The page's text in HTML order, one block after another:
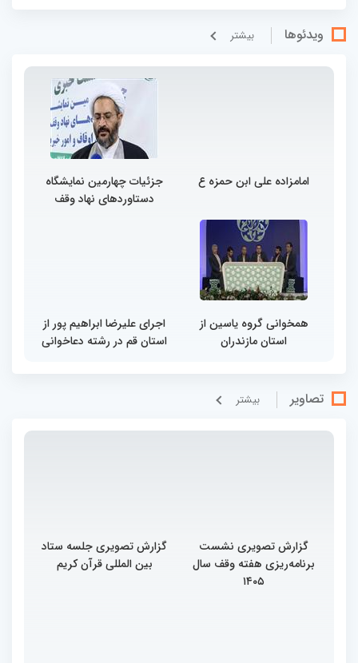
ویدئوها بيشتر
امامزاده علی ابن حمزه ع
جزئیات چهارمین نمایشگاه
دستاوردهای نهاد وقف
همخوانی گروه یاسین از
استان مازندران
اجرای علیرضا ابراهیم پور از
استان قم در رشته دعاخوانی
تصاویر بيشتر
گزارش تصویری نشست
برنامه‌ریزی هفته وقف سال
۱۴۰۵
گزارش تصویری جلسه ستاد
بین المللی قرآن کریم